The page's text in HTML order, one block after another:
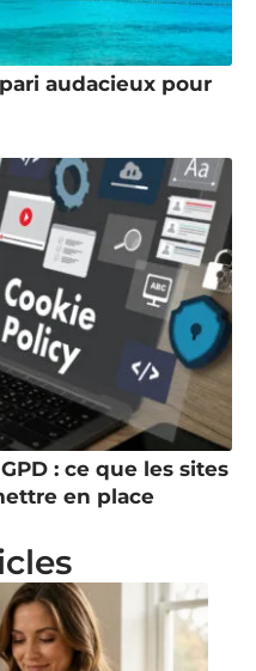
audacieux pour
: ce que les sites
en place